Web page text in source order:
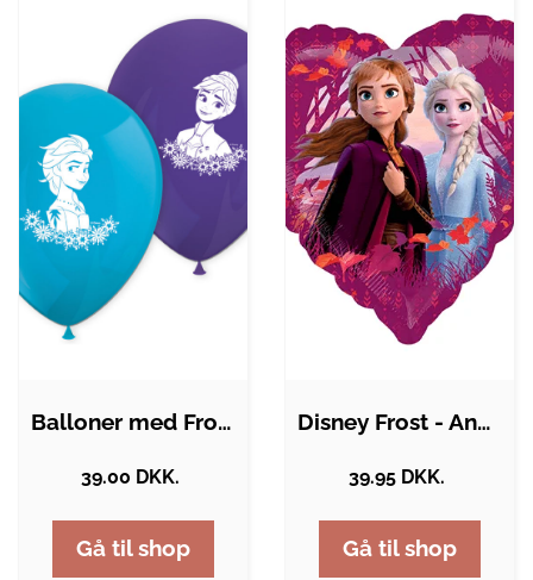
Balloner med Frost 2 motiver 8x
39.00 DKK.
Gå til shop
Disney Frost - Anna & Elsa Ballon - 43cm
39.95 DKK.
Gå til shop